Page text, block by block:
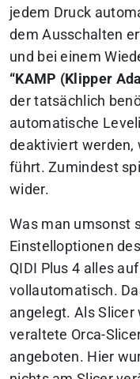
jedem Druck
dem Ausschalten
und bei einem
“KAMP (Klipper
der tatsächlich
automatische
deaktiviert werden,
führt. Zumindest
wider.
Was man umsonst
Einstelloptionen
QIDI Plus 4 alles
vollautomatisch.
angelegt. Als Slicer
veraltete Orca-
angeboten. Hier